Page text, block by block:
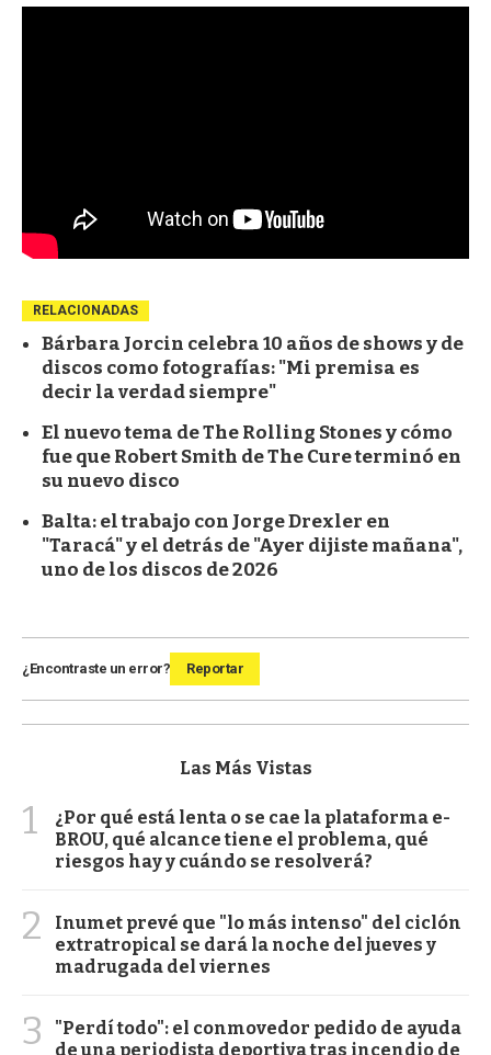
RELACIONADAS
Bárbara Jorcin celebra 10 años de shows y de
discos como fotografías: "Mi premisa es
decir la verdad siempre"
El nuevo tema de The Rolling Stones y cómo
fue que Robert Smith de The Cure terminó en
su nuevo disco
Balta: el trabajo con Jorge Drexler en
"Taracá" y el detrás de "Ayer dijiste mañana",
uno de los discos de 2026
¿Encontraste un error? Reportar
Las Más Vistas
1
¿Por qué está lenta o se cae la plataforma e-
BROU, qué alcance tiene el problema, qué
riesgos hay y cuándo se resolverá?
2
Inumet prevé que "lo más intenso" del ciclón
extratropical se dará la noche del jueves y
madrugada del viernes
3
"Perdí todo": el conmovedor pedido de ayuda
de una periodista deportiva tras incendio de